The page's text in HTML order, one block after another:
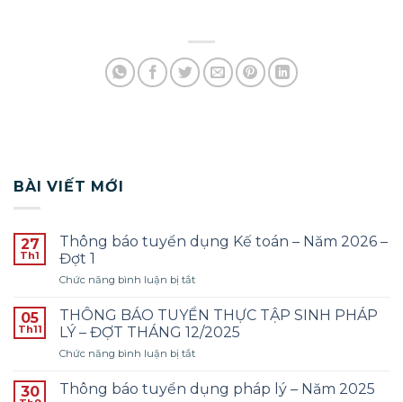
BÀI VIẾT MỚI
27
Th1
Thông báo tuyển dụng Kế toán – Năm 2026 –
Đợt 1
Chức năng bình luận bị tắtở
báo
tuyển
dụng
Kế
–
05
Th11
THÔNG BÁO TUYỂN THỰC TẬP SINH PHÁP
LÝ – ĐỢT THÁNG 12/2025
Chức năng bình luận bị tắtở
BÁO
TUYỂN
30 Thông báo tuyển dụng pháp lý – Năm 2025